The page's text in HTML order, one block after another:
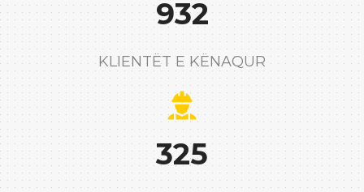
932
KLIENTËT E KËNAQUR
325